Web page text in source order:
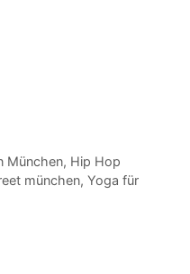
München, Hip Hop
münchen, Yoga für